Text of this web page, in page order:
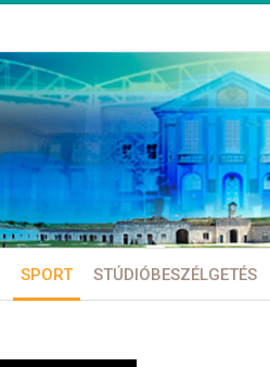
SPORT STÚDIÓBESZÉLGETÉS